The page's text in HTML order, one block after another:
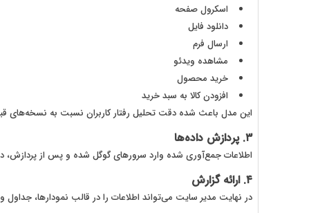
اسکرول صفحه
دانلود فایل
ارسال فرم
مشاهده ویدئو
خرید محصول
افزودن کالا به سبد خرید
این مدل باعث شده دقت تحلیل رفتار کاربران نسبت به نسخه‌های
۳. پردازش داده‌ها
اطلاعات جمع‌آوری شده وارد سرورهای گوگل شده و پس از
۴. ارائه گزارش
در نهایت مدیر سایت می‌تواند اطلاعات را در قالب نمودارها،